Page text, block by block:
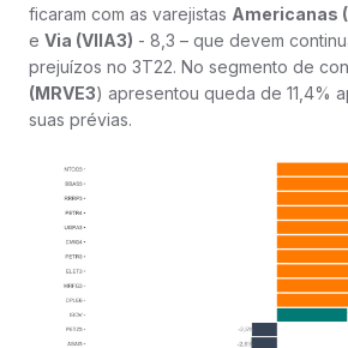
ficaram com as varejistas Americanas
e Via (VIIA3) - 8,3 – que devem
prejuízos no 3T22. No segmento de
(MRVE3) apresentou queda de 11,4%
suas prévias.